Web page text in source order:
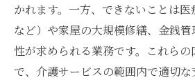
かれます。一方、できないことは
など）や家屋の大規模修繕、金銭
性が求められる業務です。これらの
で、介護サービスの範囲内で適切